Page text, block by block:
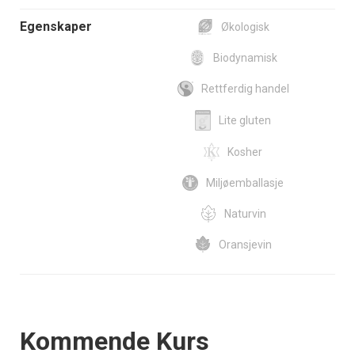
Egenskaper Økologisk
Biodynamisk
Rettferdig handel
Lite gluten
Kosher
Miljøemballasje
Naturvin
Oransjevin
Events
Kommende Kurs